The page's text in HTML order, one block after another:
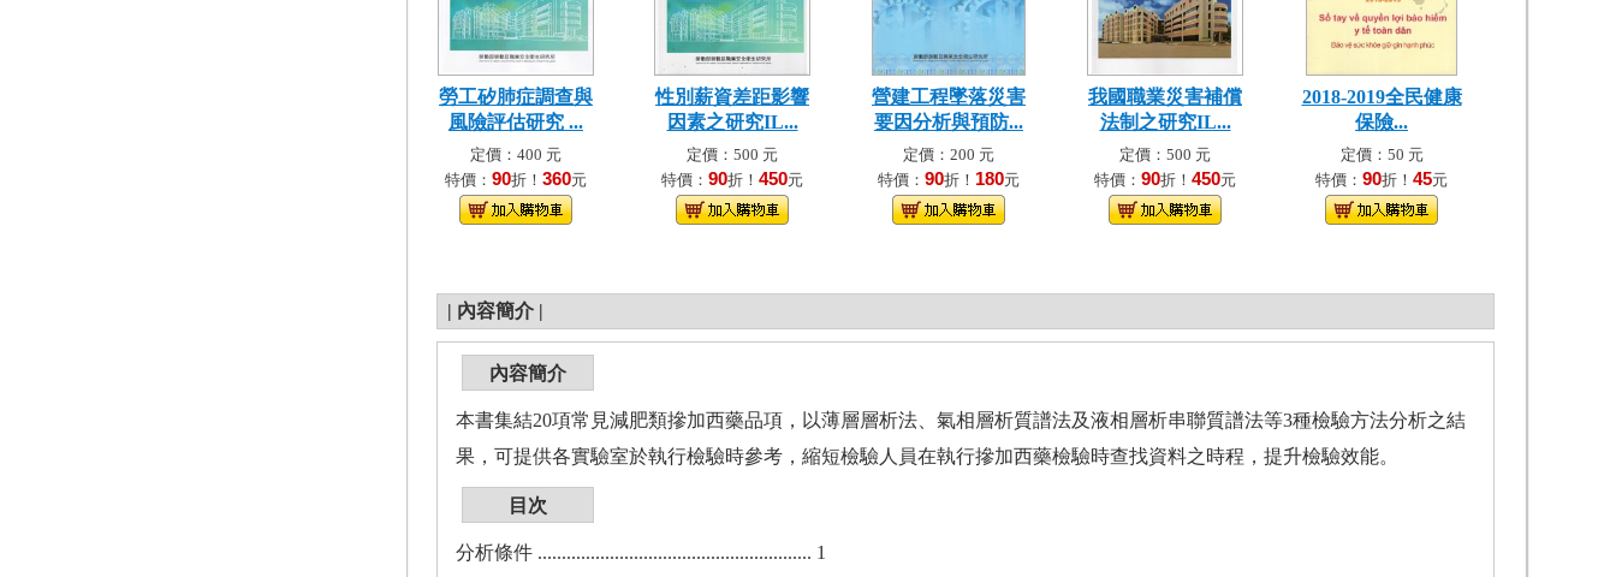
勞工矽肺症調查與
風險評估研究 ...
定價：400 元
特價： 90折！ 360元
性別薪資差距影響
因素之研究IL...
定價：500 元
特價： 90折！ 450元
營建工程墜落災害
要因分析與預防...
定價：200 元
特價： 90折！ 180元
我國職業災害補償
法制之研究IL...
定價：500 元
特價： 90折！ 450元
2018-2019全民健康
保險...
定價：50 元
特價： 90折！ 45元
| 內容簡介 |
內容簡介
本書集結20項常見減肥類摻加西藥品項，以薄層層析法、氣相層析質譜法及液相層析串聯質譜法等3種檢驗方法分析之結
果，可提供各實驗室於執行檢驗時參考，縮短檢驗人員在執行摻加西藥檢驗時查找資料之時程，提升檢驗效能。
目次
分析條件 ......................................................... 1